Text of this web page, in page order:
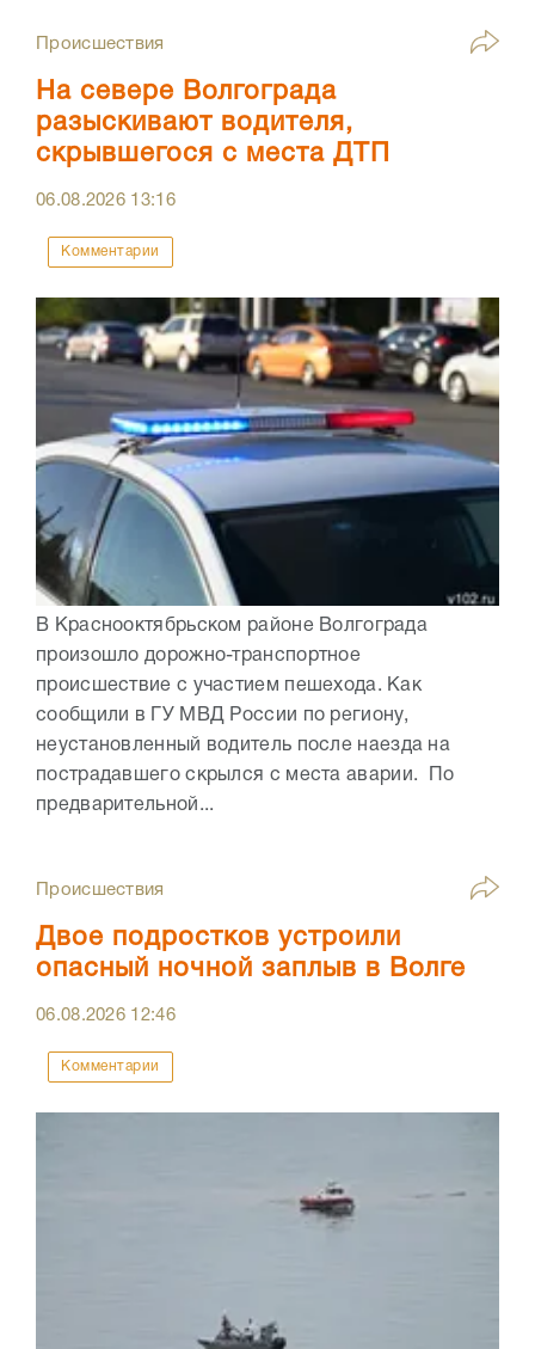
Происшествия
На севере Волгограда
разыскивают водителя,
скрывшегося с места ДТП
06.08.2026 13:16
Комментарии
В Краснооктябрьском районе Волгограда
произошло дорожно-транспортное
происшествие с участием пешехода. Как
сообщили в ГУ МВД России по региону,
неустановленный водитель после наезда на
пострадавшего скрылся с места аварии. По
предварительной...
Происшествия
Двое подростков устроили
опасный ночной заплыв в Волге
06.08.2026 12:46
Комментарии